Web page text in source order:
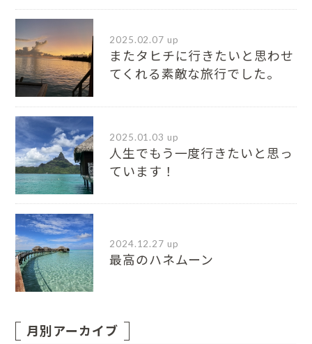
2025.02.07 up
またタヒチに行きたいと思わせ
てくれる素敵な旅行でした。
2025.01.03 up
人生でもう一度行きたいと思っ
ています！
2024.12.27 up
最高のハネムーン
月別アーカイブ